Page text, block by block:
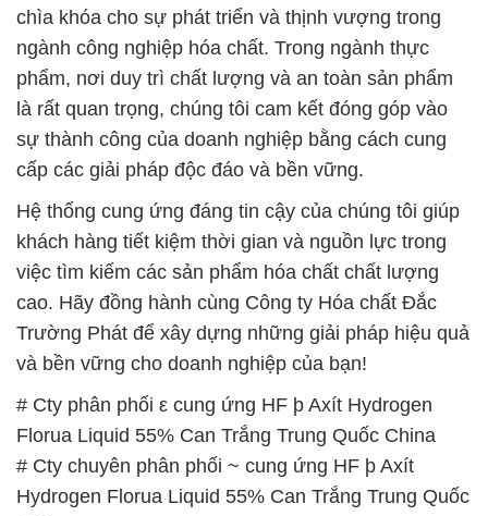
chìa khóa cho sự phát triển và thịnh vượng trong
ngành công nghiệp hóa chất. Trong ngành thực
phẩm, nơi duy trì chất lượng và an toàn sản phẩm
là rất quan trọng, chúng tôi cam kết đóng góp vào
sự thành công của doanh nghiệp bằng cách cung
cấp các giải pháp độc đáo và bền vững.
Hệ thống cung ứng đáng tin cậy của chúng tôi giúp
khách hàng tiết kiệm thời gian và nguồn lực trong
việc tìm kiếm các sản phẩm hóa chất chất lượng
cao. Hãy đồng hành cùng Công ty Hóa chất Đắc
Trường Phát để xây dựng những giải pháp hiệu quả
và bền vững cho doanh nghiệp của bạn!
# Cty phân phối ε cung ứng HF þ Axít Hydrogen
Florua Liquid 55% Can Trắng Trung Quốc China
# Cty chuyên phân phối ~ cung ứng HF þ Axít
Hydrogen Florua Liquid 55% Can Trắng Trung Quốc